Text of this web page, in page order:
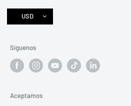
USD
Síguenos
Aceptamos